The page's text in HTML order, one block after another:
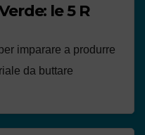
le 5 R
imparare a produrre
da buttare